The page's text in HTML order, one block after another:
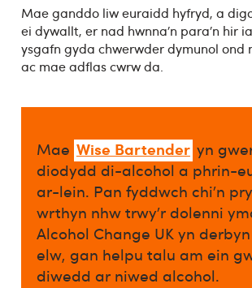
Mae ganddo liw euraidd hyfryd, a
ei dywallt, er nad hwnna’n para’n hir
ysgafn gyda chwerwder dymunol ond
ac mae adflas cwrw da.
Mae Wise Bartender yn
diodydd di-alcohol a phrin-
ar-lein. Pan fyddwch chi’n
wrthyn nhw trwy’r dolenni
Alcohol Change UK yn
elw, gan helpu talu am ein
diwedd ar niwed alcohol.​